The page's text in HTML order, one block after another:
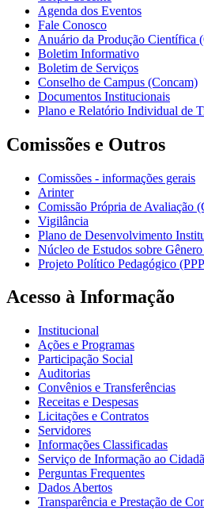
Agenda dos Eventos
Fale Conosco
Anuário da Produção Científica
Boletim Informativo
Boletim de Serviços
Conselho de Campus (Concam)
Documentos Institucionais
Plano e Relatório Individual de
Comissões e Outros
Comissões - informações gerais
Arinter
Comissão Própria de Avaliação
Vigilância
Plano de Desenvolvimento
Núcleo de Estudos sobre
Projeto Político Pedagógico
Acesso à Informação
Institucional
Ações e Programas
Participação Social
Auditorias
Convênios e Transferências
Receitas e Despesas
Licitações e Contratos
Servidores
Informações Classificadas
Serviço de Informação ao
Perguntas Frequentes
Dados Abertos
Transparência e Prestação de